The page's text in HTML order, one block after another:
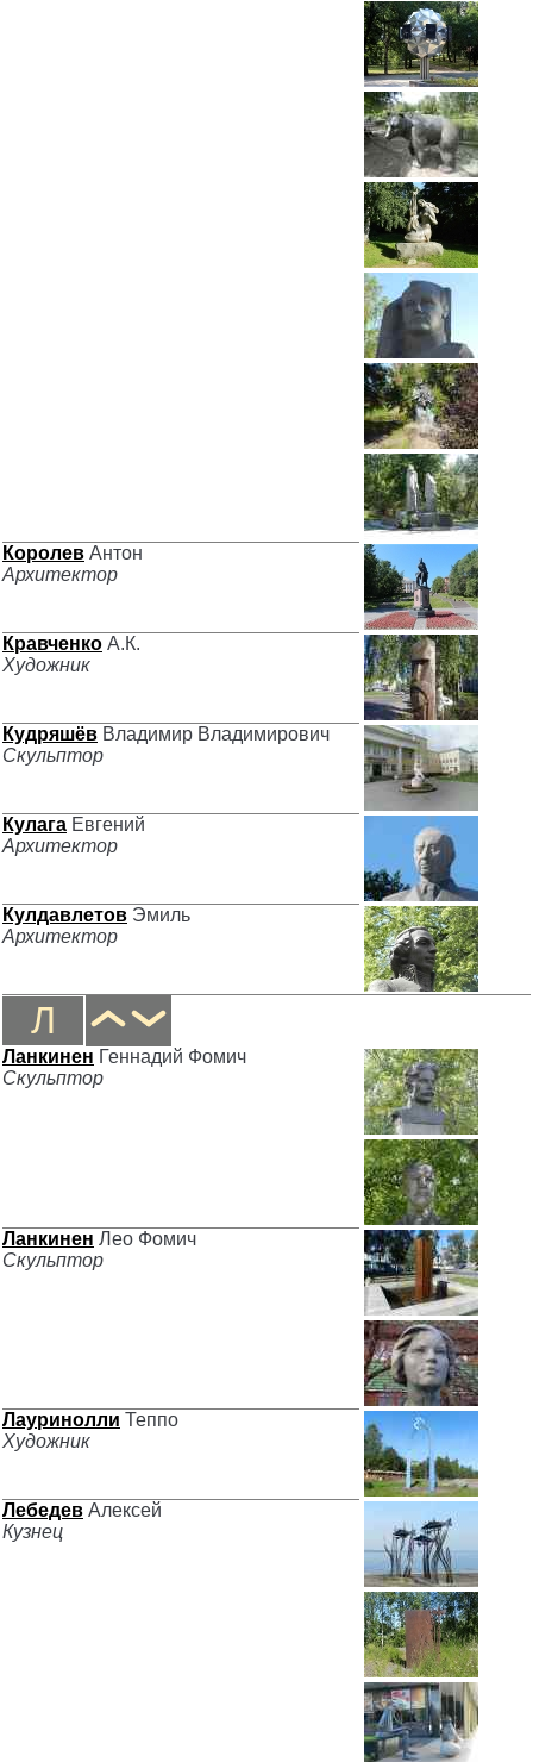
Королев Антон
Архитектор
Кравченко А.К.
Художник
Кудряшёв Владимир Владимирович
Скульптор
Кулага Евгений
Архитектор
Кулдавлетов Эмиль
Архитектор
Л
Ланкинен Геннадий Фомич
Скульптор
Ланкинен Лео Фомич
Скульптор
Лауринолли Теппо
Художник
Лебедев Алексей
Кузнец